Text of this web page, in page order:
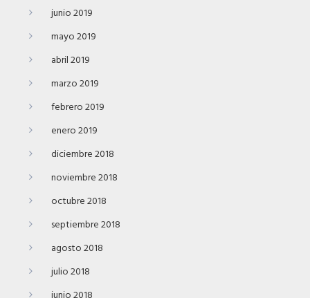
junio 2019
mayo 2019
abril 2019
marzo 2019
febrero 2019
enero 2019
diciembre 2018
noviembre 2018
octubre 2018
septiembre 2018
agosto 2018
julio 2018